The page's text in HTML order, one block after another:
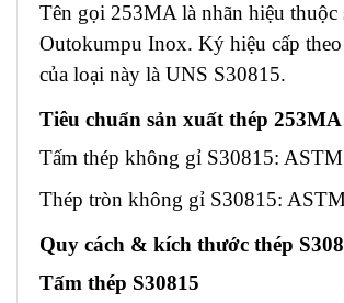
Tên gọi 253MA là nhãn hiệu thuộc
Outokumpu Inox. Ký hiệu cấp
của loại này là UNS S30815.
Tiêu chuẩn sản xuất thép 253MA
Tấm thép không gỉ S30815:
Thép tròn không gỉ S30815:
Quy cách & kích thước thép
Tấm thép S30815